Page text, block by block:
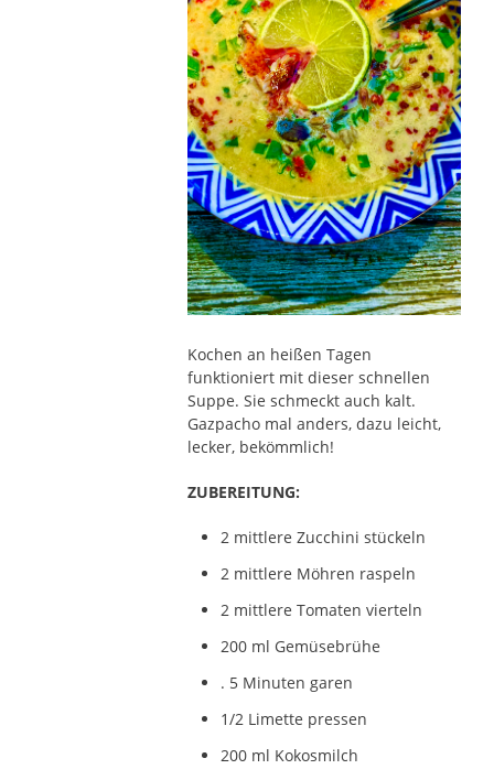
Kochen an heißen Tagen
funktioniert mit dieser schnellen
Suppe. Sie schmeckt auch kalt.
Gazpacho mal anders, dazu leicht,
lecker, bekömmlich!
ZUBEREITUNG:
2 mittlere Zucchini stückeln
2 mittlere Möhren raspeln
2 mittlere Tomaten vierteln
200 ml Gemüsebrühe
. 5 Minuten garen
1/2 Limette pressen
200 ml Kokosmilch